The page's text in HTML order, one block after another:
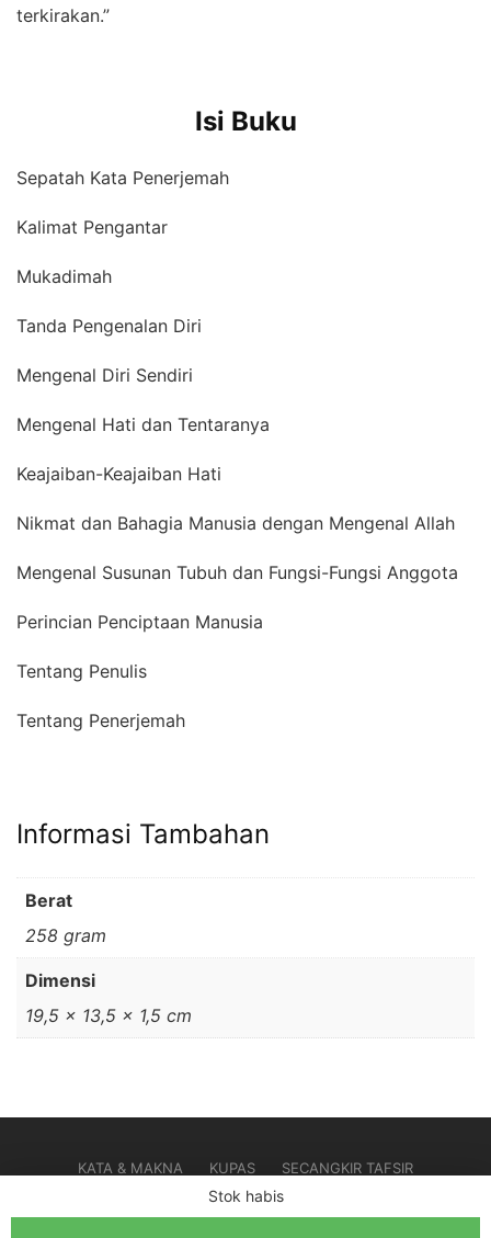
Stok habis
terkirakan.”
Isi Buku
Sepatah Kata Penerjemah
Kalimat Pengantar
Mukadimah
Tanda Pengenalan Diri
Mengenal Diri Sendiri
Mengenal Hati dan Tentaranya
Keajaiban-Keajaiban Hati
Nikmat dan Bahagia Manusia dengan Mengenal Allah
Mengenal Susunan Tubuh dan Fungsi-Fungsi Anggota
Perincian Penciptaan Manusia
Tentang Penulis
Tentang Penerjemah
Informasi Tambahan
Berat
258 gram
Dimensi
19,5 × 13,5 × 1,5 cm
KATA & MAKNA KUPAS
SECANGKIR TAFSIR
UNDUH ILMU